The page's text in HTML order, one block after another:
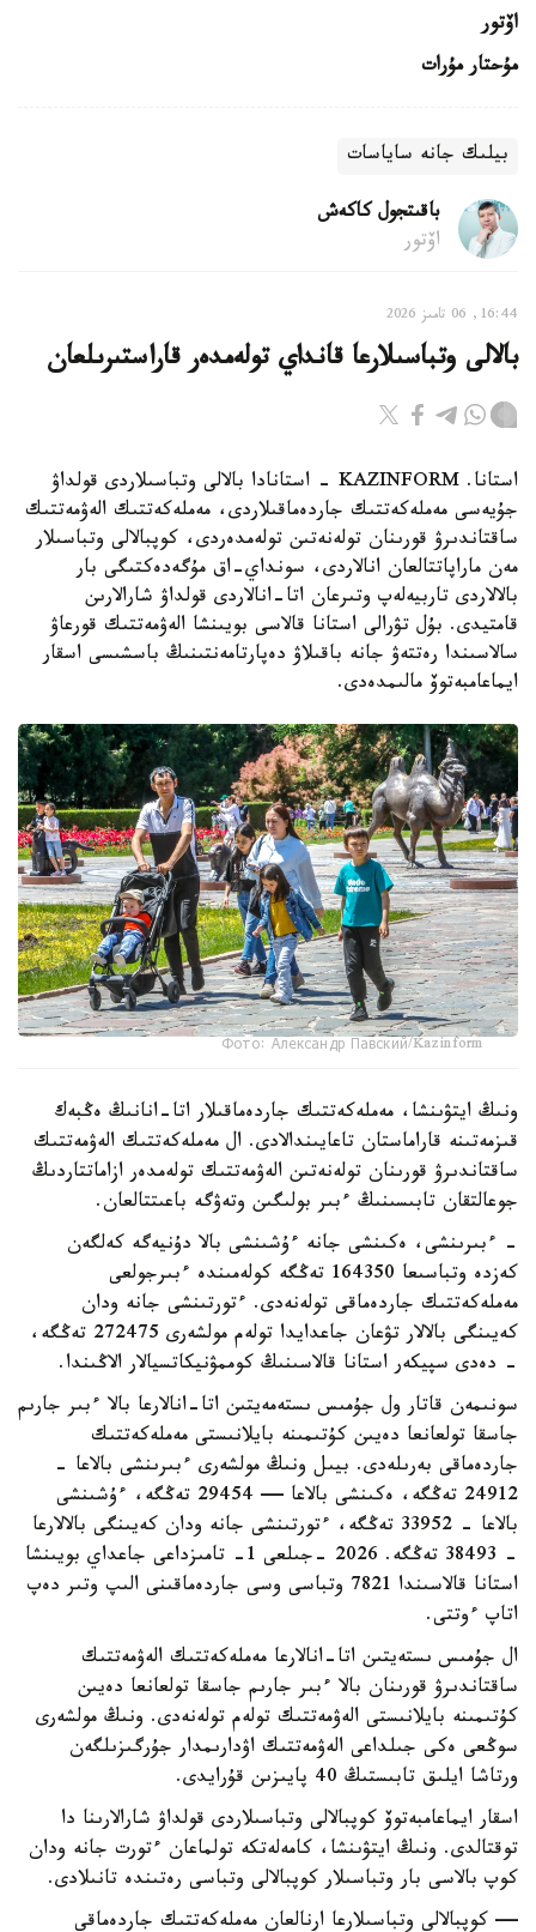
اۆتور
مۇحتار مۇرات
بيلىك جانە ساياسات
باقىتجول كاكەش
اۆتور
16:44, 06 تامىز 2026
بالالى وتباسىلارعا قانداي تولەمدەر قاراستىرىلعان
استانا. KAZINFORM - استانادا بالالى وتباسىلاردى قولداۋ
جۇيەسى مەملەكەتتىك جاردەماقىلاردى، مەملەكەتتىك الەۋمەتتىك
ساقتاندىرۋ قورىنان تولەنەتىن تولەمدەردى، كوپبالالى وتباسىلار
مەن ماراپاتتالعان انالاردى، سونداي-اق مۇگەدەكتىگى بار
بالالاردى تاربيەلەپ وتىرعان اتا-انالاردى قولداۋ شارالارىن
قامتيدى. بۇل تۋرالى استانا قالاسى بويىنشا الەۋمەتتىك قورعاۋ
سالاسىندا رەتتەۋ جانە باقىلاۋ دەپارتامەنتىنىڭ باسشىسى اسقار
ايماعامبەتوۆ مالىمدەدى.
Фото: Александр Павский/Kazinform
ونىڭ ايتۋىنشا، مەملەكەتتىك جاردەماقىلار اتا-انانىڭ ەڭبەك
قىزمەتىنە قاراماستان تاعايىندالادى. ال مەملەكەتتىك الەۋمەتتىك
ساقتاندىرۋ قورىنان تولەنەتىن الەۋمەتتىك تولەمدەر ازاماتتاردىڭ
جوعالتقان تابىسىنىڭ ءبىر بولىگىن وتەۋگە باعىتتالعان.
- ءبىرىنشى، ەكىنشى جانە ءۇشىنشى بالا دۇنيەگە كەلگەن
كەزدە وتباسىعا 164350 تەڭگە كولەمىندە ءبىرجولعى
مەملەكەتتىك جاردەماقى تولەنەدى. ءتورتىنشى جانە ودان
كەيىنگى بالالار تۋعان جاعدايدا تولەم مولشەرى 272475 تەڭگە،
- دەدى سپيكەر استانا قالاسىنىڭ كوممۋنيكاتسيالار الاڭىندا.
سونىمەن قاتار ول جۇمىس ىستەمەيتىن اتا-انالارعا بالا ءبىر جارىم
جاسقا تولعانعا دەيىن كۇتىمىنە بايلانىستى مەملەكەتتىك
جاردەماقى بەرىلەدى. بيىل ونىڭ مولشەرى ءبىرىنشى بالاعا -
24912 تەڭگە، ەكىنشى بالاعا — 29454 تەڭگە، ءۇشىنشى
بالاعا - 33952 تەڭگە، ءتورتىنشى جانە ودان كەيىنگى بالالارعا
- 38493 تەڭگە. 2026 -جىلعى 1- تامىزداعى جاعداي بويىنشا
استانا قالاسىندا 7821 وتباسى وسى جاردەماقىنى الىپ وتىر دەپ
اتاپ ءوتتى.
ال جۇمىس ىستەيتىن اتا-انالارعا مەملەكەتتىك الەۋمەتتىك
ساقتاندىرۋ قورىنان بالا ءبىر جارىم جاسقا تولعانعا دەيىن
كۇتىمىنە بايلانىستى الەۋمەتتىك تولەم تولەنەدى. ونىڭ مولشەرى
سوڭعى ەكى جىلداعى الەۋمەتتىك اۋدارىمدار جۇرگىزىلگەن
ورتاشا ايلىق تابىستىڭ 40 پايىزىن قۇرايدى.
اسقار ايماعامبەتوۆ كوپبالالى وتباسىلاردى قولداۋ شارالارىنا دا
توقتالدى. ونىڭ ايتۋىنشا، كامەلەتكە تولماعان ءتورت جانە ودان
كوپ بالاسى بار وتباسىلار كوپبالالى وتباسى رەتىندە تانىلادى.
— كوپبالالى وتباسىلارعا ارنالعان مەملەكەتتىك جاردەماقى